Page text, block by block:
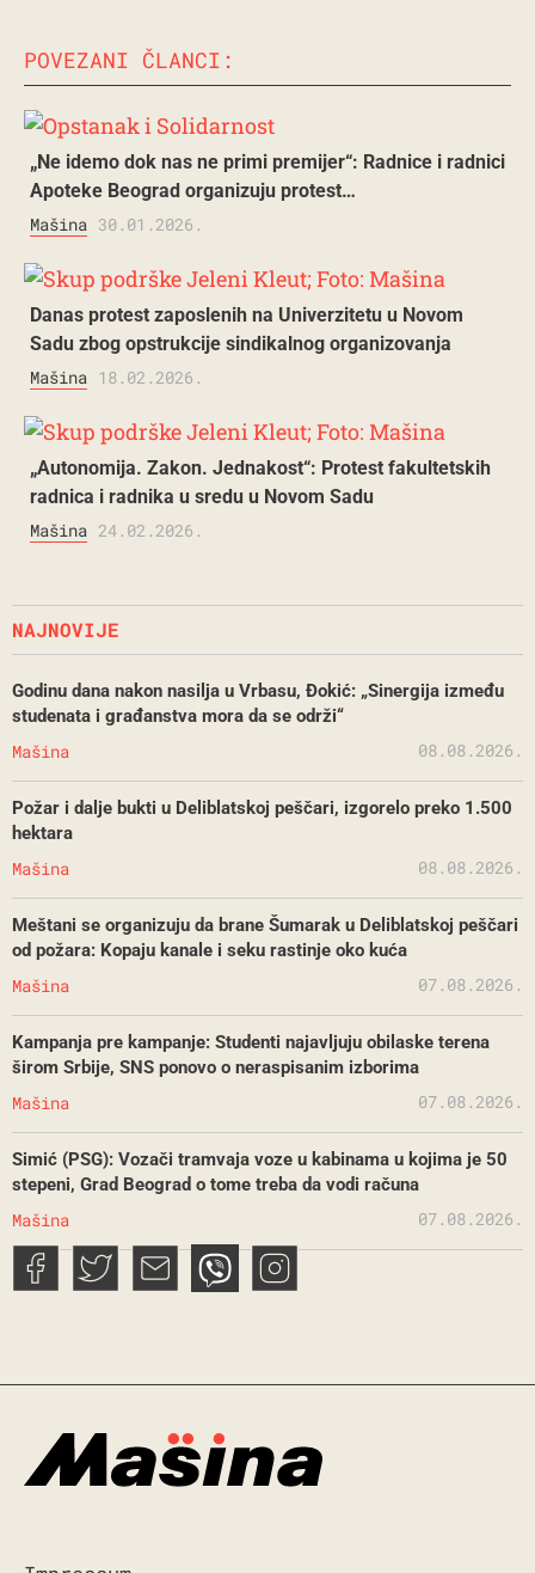
POVEZANI ČLANCI:
„Ne idemo dok nas ne primi premijer“: Radnice i radnici
Apoteke Beograd organizuju protest…
Mašina 30.01.2026.
Danas protest zaposlenih na Univerzitetu u Novom
Sadu zbog opstrukcije sindikalnog organizovanja
Mašina 18.02.2026.
„Autonomija. Zakon. Jednakost“: Protest fakultetskih
radnica i radnika u sredu u Novom Sadu
Mašina 24.02.2026.
NAJNOVIJE
Godinu dana nakon nasilja u Vrbasu, Đokić: „Sinergija između
studenata i građanstva mora da se održi“
Mašina 08.08.2026.
Požar i dalje bukti u Deliblatskoj peščari, izgorelo preko 1.500
hektara
Mašina 08.08.2026.
Meštani se organizuju da brane Šumarak u Deliblatskoj peščari
od požara: Kopaju kanale i seku rastinje oko kuća
Mašina 07.08.2026.
Kampanja pre kampanje: Studenti najavljuju obilaske terena
širom Srbije, SNS ponovo o neraspisanim izborima
Mašina 07.08.2026.
Simić (PSG): Vozači tramvaja voze u kabinama u kojima je 50
stepeni, Grad Beograd o tome treba da vodi računa
Mašina 07.08.2026.